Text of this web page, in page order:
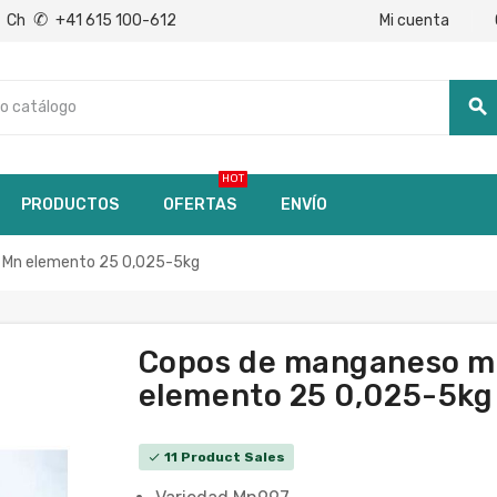
Ch ✆ +41 615 100-612 Mi cuenta
search
PRODUCTOS OFERTAS
HOT
ENVÍO
Mn elemento 25 0,025-5kg
Copos de manganeso
elemento 25 0,025-5kg
check 11 Product Sales